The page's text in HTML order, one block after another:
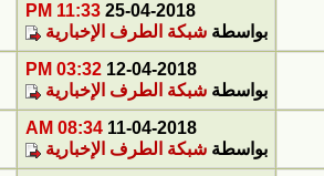
25-04-2018
11:33 PM
بواسطة شبكة الطرف الإخبارية
12-04-2018
03:32 PM
بواسطة شبكة الطرف الإخبارية
11-04-2018
08:34 AM
بواسطة شبكة الطرف الإخبارية